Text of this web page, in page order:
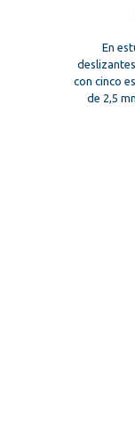
En
con cinco
de 2,5